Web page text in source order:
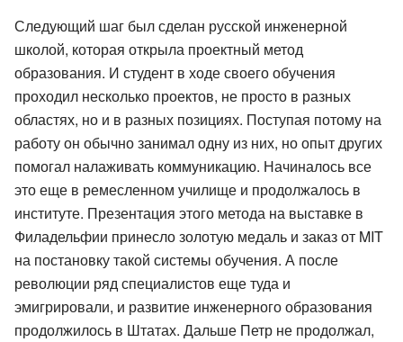
Следующий шаг был сделан русской инженерной
школой, которая открыла проектный метод
образования. И студент в ходе своего обучения
проходил несколько проектов, не просто в разных
областях, но и в разных позициях. Поступая потому на
работу он обычно занимал одну из них, но опыт других
помогал налаживать коммуникацию. Начиналось все
это еще в ремесленном училище и продолжалось в
институте. Презентация этого метода на выставке в
Филадельфии принесло золотую медаль и заказ от MIT
на постановку такой системы обучения. А после
революции ряд специалистов еще туда и
эмигрировали, и развитие инженерного образования
продолжилось в Штатах. Дальше Петр не продолжал,